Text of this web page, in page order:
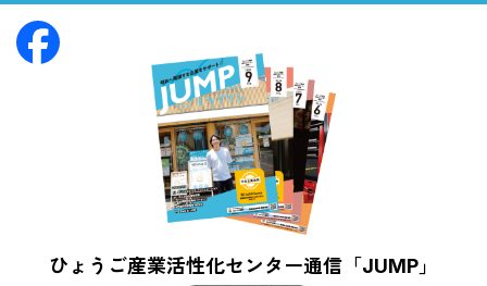
ひょうご産業活性化センター通信「JUMP」